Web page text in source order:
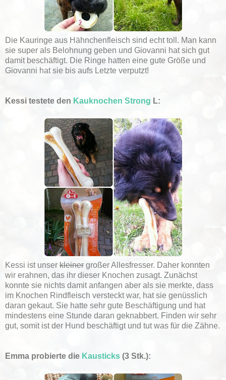
Die Kauringe aus Hähnchenfleisch sind echt toll. Man kann
sie super als Belohnung geben und Giovanni hat sich gut
damit beschäftigt. Die Ringe hatten eine gute Größe und
Giovanni hat sie bis aufs Letzte verputzt!
Kessi testete den Kauknochen Strong L:
Kessi ist unser kleiner großer Allesfresser. Daher konnten
wir erahnen, das ihr dieser Knochen zusagt. Zunächst
konnte sie nichts damit anfangen aber als sie merkte, dass
im Knochen Rindfleisch versteckt war, hat sie genüsslich
daran gekaut. Sie hatte sehr gute Beschäftigung und hat
mindestens eine Stunde daran geknabbert. Finden wir sehr
gut, somit ist der Hund beschäftigt und tut was für die Zähne.
Emma probierte die Kausticks (3 Stk.):